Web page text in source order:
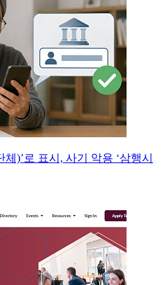
체)’로 표시, 사기 악용 ‘삼행시